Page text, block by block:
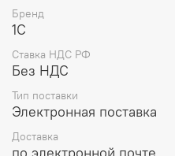
Бренд
1С
Ставка НДС РФ
Без НДС
Тип поставки
Электронная поставка
Доставка